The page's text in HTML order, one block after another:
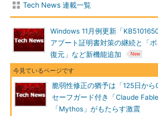
Tech News 連載一覧
Windows 11月例更新「
アブート証明書対策の継続と「
復元」など新機能追加
脆弱性修正の猶予は「125日から
セーフガード付き「Claude
「Mythos」がもたらす激震